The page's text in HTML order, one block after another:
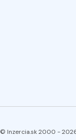
© Inzercia.sk 2000 -